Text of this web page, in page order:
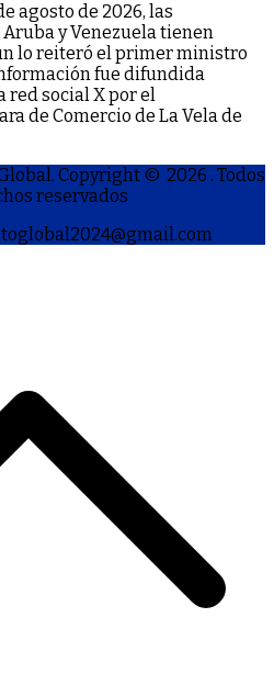
agosto de 2026, las
y Venezuela tienen
lo reiteró el primer ministro
fue difundida
red social X por el
de Comercio de La Vela de
Copyright © 2026 . Todos
reservados